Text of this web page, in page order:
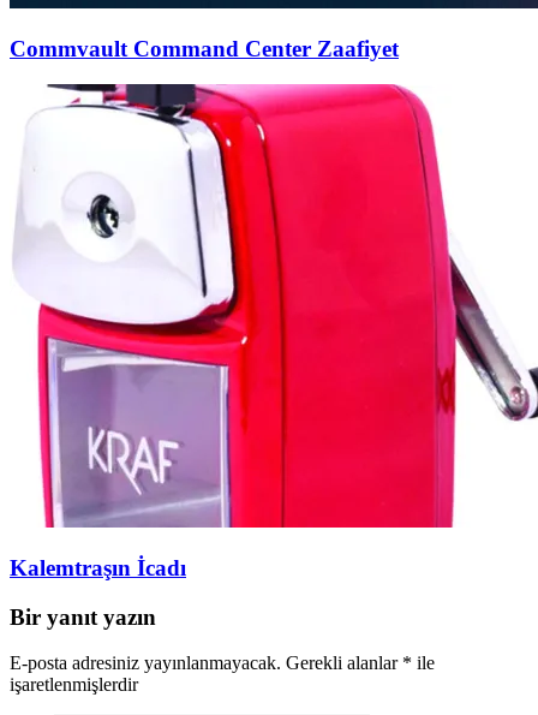
Commvault Command Center Zaafiyet
Kalemtraşın İcadı
Bir yanıt yazın
E-posta adresiniz yayınlanmayacak. Gerekli alanlar * ile
işaretlenmişlerdir